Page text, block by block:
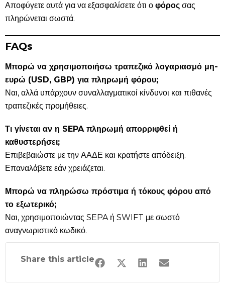
Αποφύγετε αυτά για να εξασφαλίσετε ότι ο φόρος σας
πληρώνεται σωστά.
FAQs
Μπορώ να χρησιμοποιήσω τραπεζικό λογαριασμό μη-
ευρώ (USD, GBP) για πληρωμή φόρου;
Ναι, αλλά υπάρχουν συναλλαγματικοί κίνδυνοι και πιθανές
τραπεζικές προμήθειες.
Τι γίνεται αν η SEPA πληρωμή απορριφθεί ή
καθυστερήσει;
Επιβεβαιώστε με την ΑΑΔΕ και κρατήστε απόδειξη.
Επαναλάβετε εάν χρειάζεται.
Μπορώ να πληρώσω πρόστιμα ή τόκους φόρου από
το εξωτερικό;
Ναι, χρησιμοποιώντας SEPA ή SWIFT με σωστό
αναγνωριστικό κωδικό.
Share this article